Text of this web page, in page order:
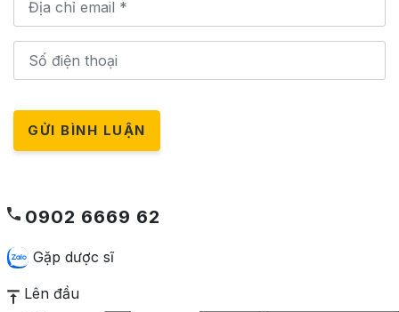
GỬI BÌNH LUẬN
0902 6669 62
Gặp dược sĩ
Lên đầu